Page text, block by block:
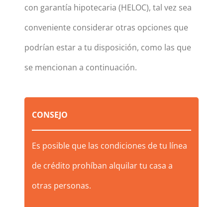
con garantía hipotecaria (HELOC), tal vez sea
conveniente considerar otras opciones que
podrían estar a tu disposición, como las que
se mencionan a continuación.
CONSEJO
Es posible que las condiciones de tu línea
de crédito prohíban alquilar tu casa a
otras personas.